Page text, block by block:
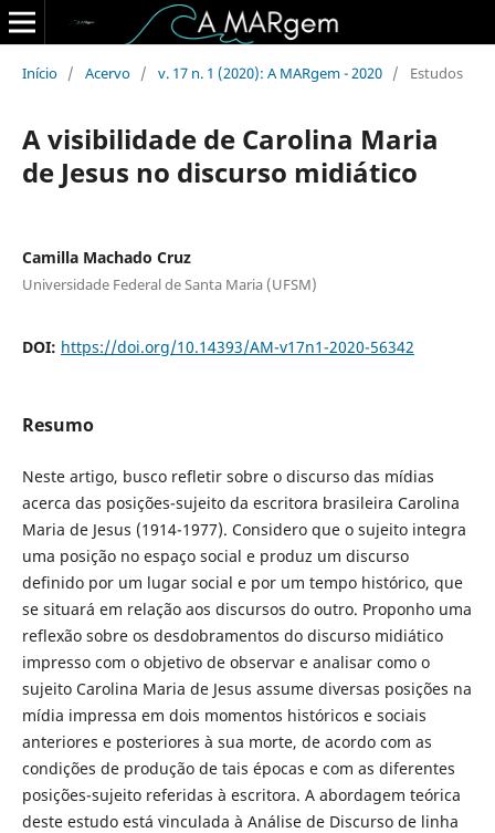
Início / Acervo / v. 17 n. 1 (2020): A MARgem - 2020 / Estudos
A visibilidade de Carolina Maria
de Jesus no discurso midiático
Camilla Machado Cruz
Universidade Federal de Santa Maria (UFSM)
DOI: https://doi.org/10.14393/AM-v17n1-2020-56342
Resumo
Neste artigo, busco refletir sobre o discurso das mídias
acerca das posições-sujeito da escritora brasileira Carolina
Maria de Jesus (1914-1977). Considero que o sujeito integra
uma posição no espaço social e produz um discurso
definido por um lugar social e por um tempo histórico, que
se situará em relação aos discursos do outro. Proponho uma
reflexão sobre os desdobramentos do discurso midiático
impresso com o objetivo de observar e analisar como o
sujeito Carolina Maria de Jesus assume diversas posições na
mídia impressa em dois momentos históricos e sociais
anteriores e posteriores à sua morte, de acordo com as
condições de produção de tais épocas e com as diferentes
posições-sujeito referidas à escritora. A abordagem teórica
deste estudo está vinculada à Análise de Discurso de linha